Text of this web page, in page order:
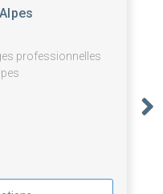
professionnelles